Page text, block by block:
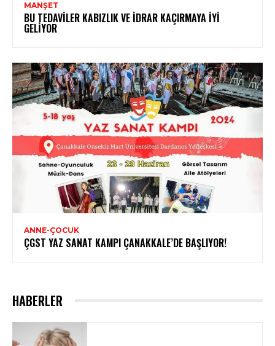
MANŞET
BU TEDAVILER KABIZLIK VE İDRAR KAÇIRMAYA İYI
GELIYOR
ANNE-ÇOCUK
ÇGST YAZ SANAT KAMPI ÇANAKKALE’DE BAŞLIYOR!
HABERLER